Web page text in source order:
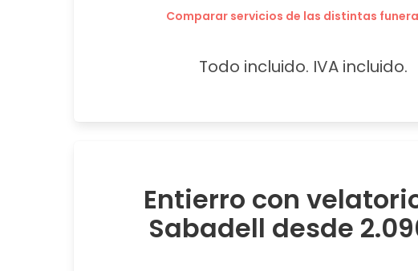
Comparar servicios de las distintas
Todo incluido. IVA incluido.
Entierro con
Sabadell desde